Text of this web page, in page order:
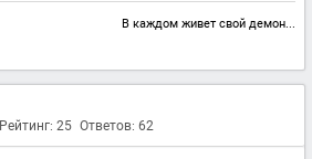
В каждом живет свой демон...
Рейтинг: 25 Ответов: 62